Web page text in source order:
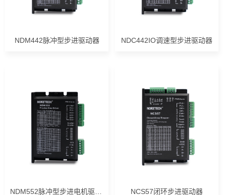
NDM442脉冲型步进驱动器 NDC442IO调速型步进驱动器
NDM552脉冲型步进电机驱动器 NCS57闭环步进驱动器